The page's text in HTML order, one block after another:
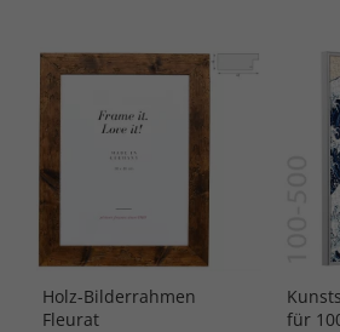
Holz-Bilderrahmen
Fleurat
für